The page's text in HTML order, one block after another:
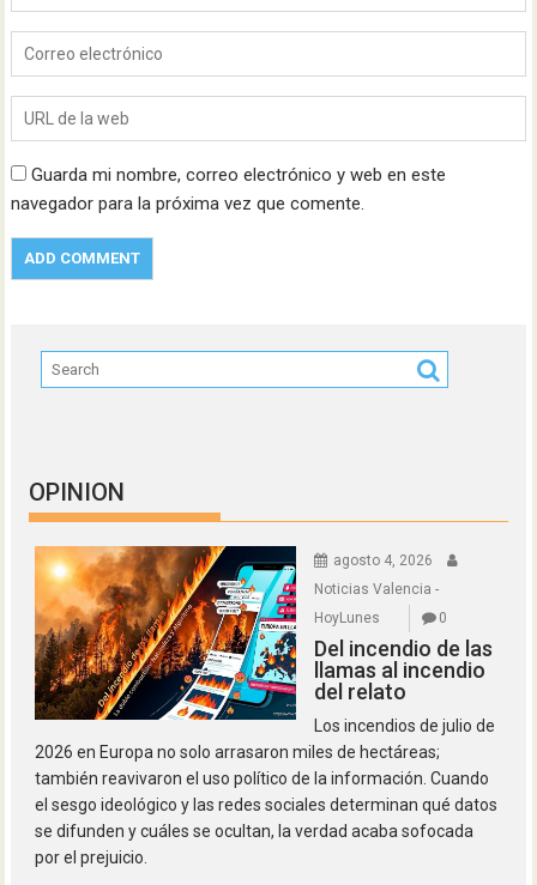
Guarda mi nombre, correo electrónico y web en este
navegador para la próxima vez que comente.
OPINION
agosto 4, 2026
Noticias Valencia -
HoyLunes
0
Del incendio de las
llamas al incendio
del relato
Los incendios de julio de
2026 en Europa no solo arrasaron miles de hectáreas;
también reavivaron el uso político de la información. Cuando
el sesgo ideológico y las redes sociales determinan qué datos
se difunden y cuáles se ocultan, la verdad acaba sofocada
por el prejuicio.